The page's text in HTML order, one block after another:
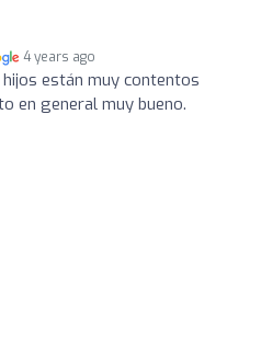
4 years ago
hijos están muy contentos
en general muy bueno.